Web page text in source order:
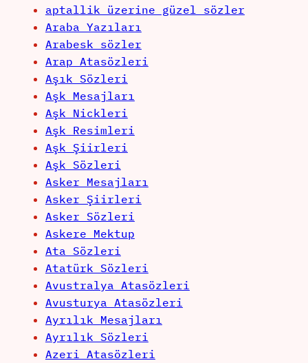
aptallik üzerine güzel sözler
Araba Yazıları
Arabesk sözler
Arap Atasözleri
Aşık Sözleri
Aşk Mesajları
Aşk Nickleri
Aşk Resimleri
Aşk Şiirleri
Aşk Sözleri
Asker Mesajları
Asker Şiirleri
Asker Sözleri
Askere Mektup
Ata Sözleri
Atatürk Sözleri
Avustralya Atasözleri
Avusturya Atasözleri
Ayrılık Mesajları
Ayrılık Sözleri
Azeri Atasözleri